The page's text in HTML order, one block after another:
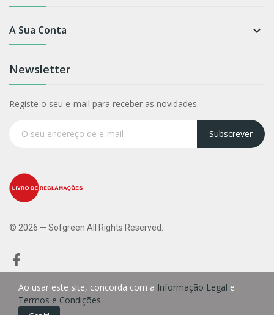
A Sua Conta 
Newsletter
Registe o seu e-mail para receber as novidades.
Subscrever
© 2026 — Sofgreen All Rights Reserved.
Ao usar este site, concorda com a Informação Legal e
Termos e Condições